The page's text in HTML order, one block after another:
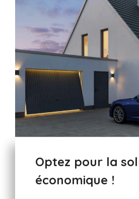
Optez pour la
économique !